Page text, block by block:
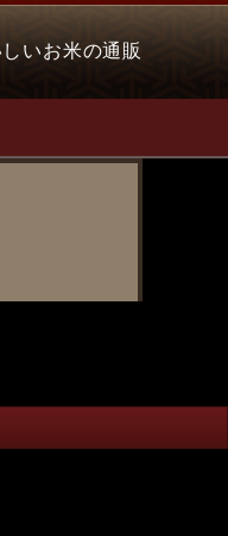
いお米の通販